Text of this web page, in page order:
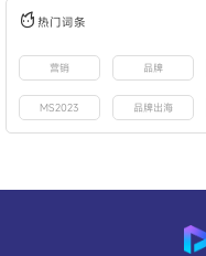
热门词条
营销 品牌
MS2023 品牌出海